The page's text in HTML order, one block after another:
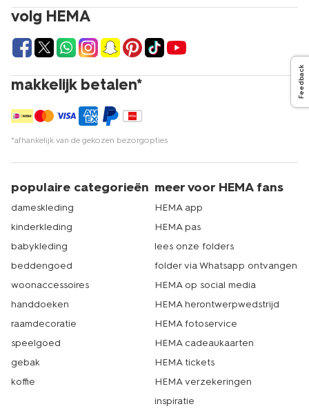
volg HEMA
makkelijk betalen*
*afhankelijk van de gekozen bezorgopties
populaire categorieën
dameskleding
kinderkleding
babykleding
beddengoed
woonaccessoires
handdoeken
raamdecoratie
speelgoed
gebak
koffie
meer voor HEMA fans
HEMA app
HEMA pas
lees onze folders
folder via Whatsapp ontvangen
HEMA op social media
HEMA herontwerpwedstrijd
HEMA fotoservice
HEMA cadeaukaarten
HEMA tickets
HEMA verzekeringen
inspiratie
Feedback